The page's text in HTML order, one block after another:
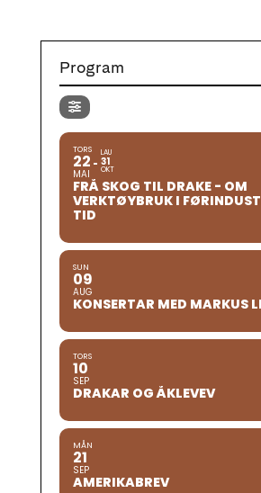
Program
TORS
22
MAI
LAU
31
OKT
FRÅ SKOG TIL DRAKE - OM
VERKTØYBRUK I
TID
SUN
09
AUG
KONSERTAR MED MARKUS
TORS
10
SEP
DRAKAR OG ÅKLEVEV
MÅN
21
SEP
AMERIKABREV